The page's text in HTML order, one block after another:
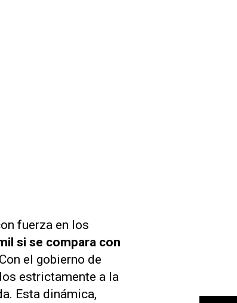
fuerza en los
si se compara con
el gobierno de
estrictamente a la
Esta dinámica,